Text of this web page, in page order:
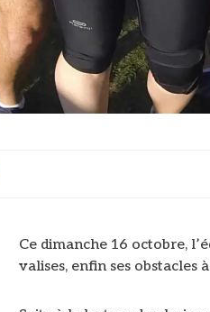
Ce dimanche 16 octobre,
valises, enfin ses obstacles